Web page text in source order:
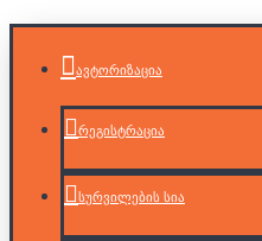
ავტორიზაცია
რეგისტრაცია
სურვილების სია